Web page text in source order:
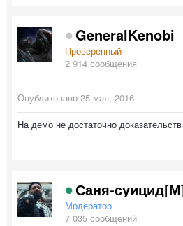
GeneralKenobi
Проверенный
2 914 сообщения
Опубликовано 25 мая, 2016
На демо не достаточно
Саня-
Модератор
7 035 сообщений